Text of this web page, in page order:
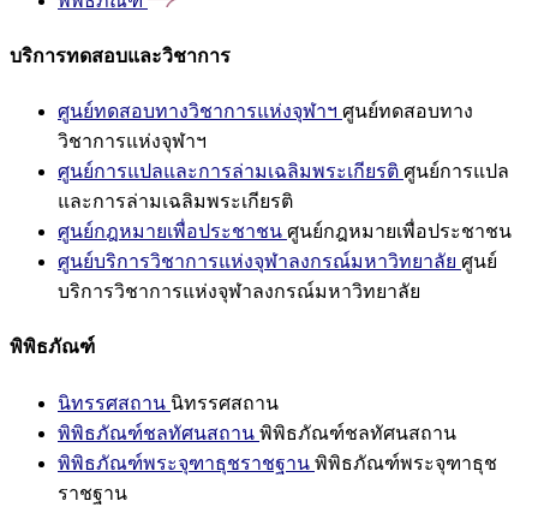
บริการทดสอบและวิชาการ
ศูนย์ทดสอบทางวิชาการแห่งจุฬาฯ ศูนย์ทดสอบทาง
วิชาการแห่งจุฬาฯ
ศูนย์การแปลและการล่ามเฉลิมพระเกียรติ ศูนย์การแปล
และการล่ามเฉลิมพระเกียรติ
ศูนย์กฎหมายเพื่อประชาชน ศูนย์กฎหมายเพื่อประชาชน
ศูนย์บริการวิชาการแห่งจุฬาลงกรณ์มหาวิทยาลัย ศูนย์
บริการวิชาการแห่งจุฬาลงกรณ์มหาวิทยาลัย
พิพิธภัณฑ์
นิทรรศสถาน นิทรรศสถาน
พิพิธภัณฑ์ชลทัศนสถาน พิพิธภัณฑ์ชลทัศนสถาน
พิพิธภัณฑ์พระจุฑาธุชราชฐาน พิพิธภัณฑ์พระจุฑาธุช
ราชฐาน